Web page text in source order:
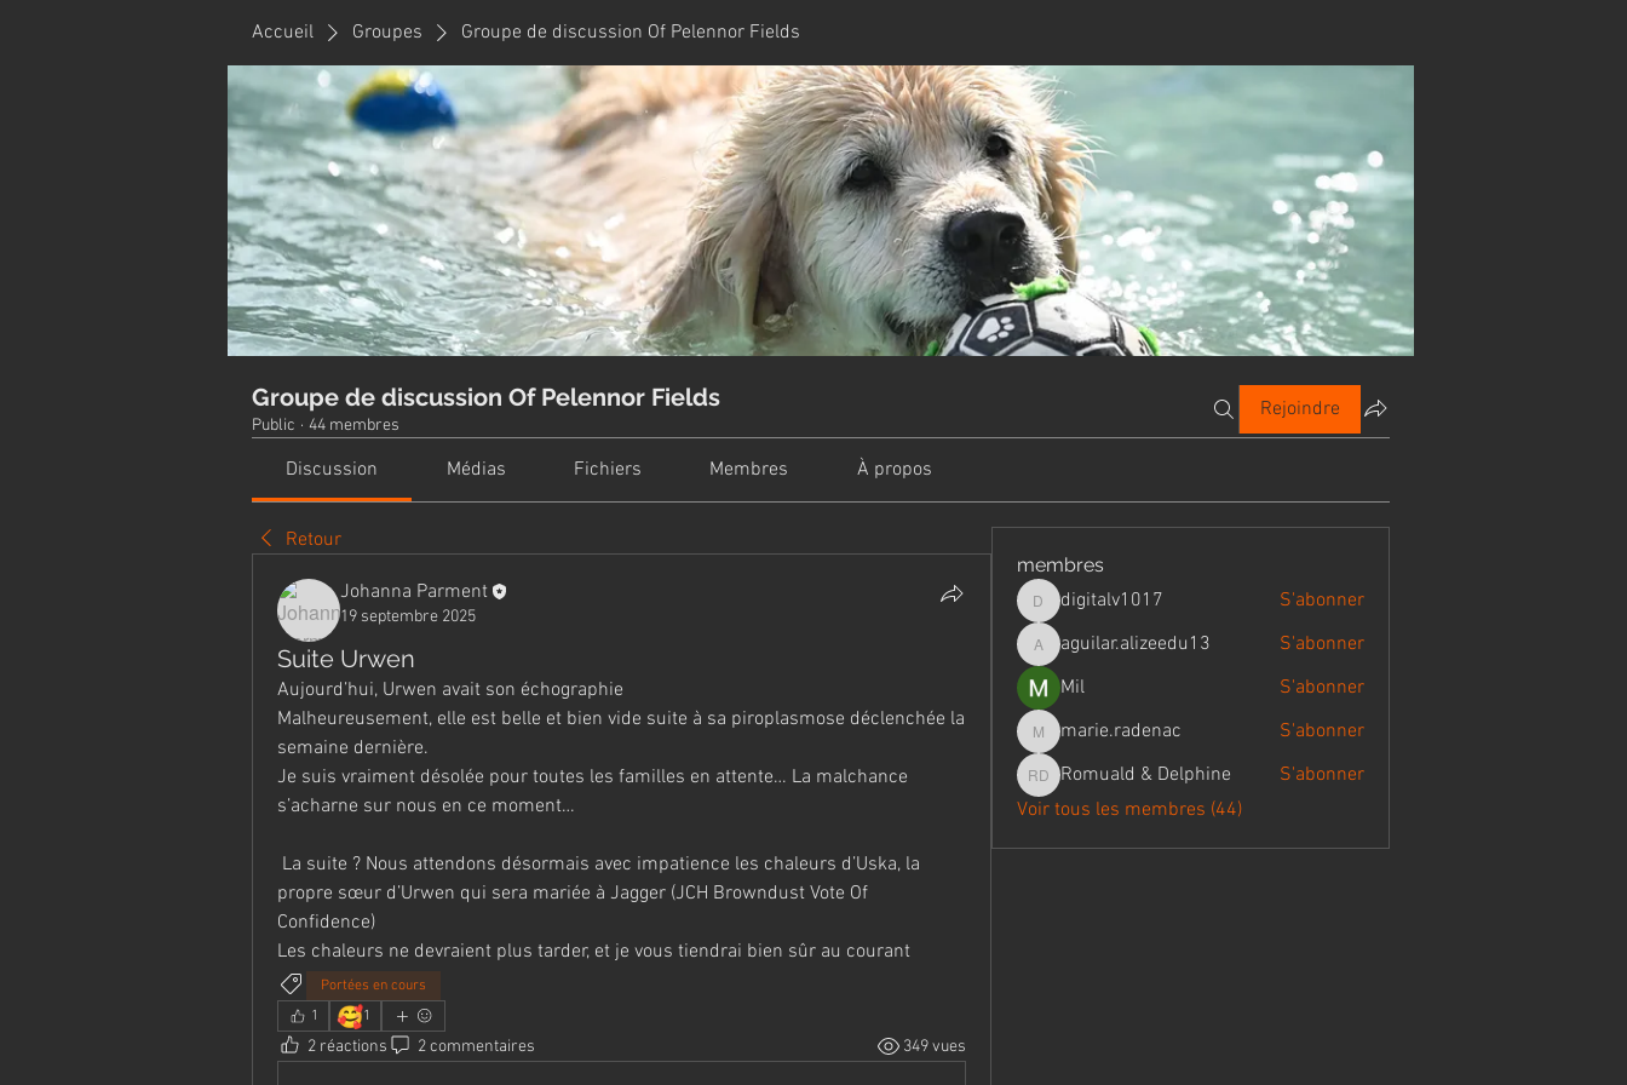
Accueil Groupes Groupe de discussion Of Pelennor Fields
Groupe de discussion Of Pelennor Fields
Public · 44 membres
Rejoindre
Discussion Médias Fichiers Membres À propos
Retour
Johanna Parment
19 septembre 2025
Suite Urwen
Aujourd’hui, Urwen avait son échographie
Malheureusement, elle est belle et bien vide suite à sa piroplasmose déclenchée la
semaine dernière.
Je suis vraiment désolée pour toutes les familles en attente… La malchance
s’acharne sur nous en ce moment…
propre sœur d’Urwen qui sera mariée à Jagger (JCH Browndust Vote Of
Confidence)
Les chaleurs ne devraient plus tarder, et je vous tiendrai bien sûr au courant
Portées en cours
1
🥰1
2 réactions 2 commentaires 349 vues
membres
digitalv1017
digitalv1017 S'abonner
aguilar.alizeedu13
aguilar.alizeedu13
S'abonner
Mil
S'abonner
marie.radenac
marie.radenac S'abonner
Romuald & Delphine
Romuald & Delphine
S'abonner
Voir tous les membres (44)